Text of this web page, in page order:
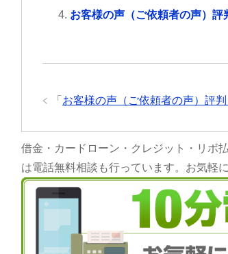
お客様の声（ご依頼者の声）評
「 お客様の声（ご依頼者の声）評判
借金・カードローン・クレジット・リボ
は電話無料相談も行っています。お気軽